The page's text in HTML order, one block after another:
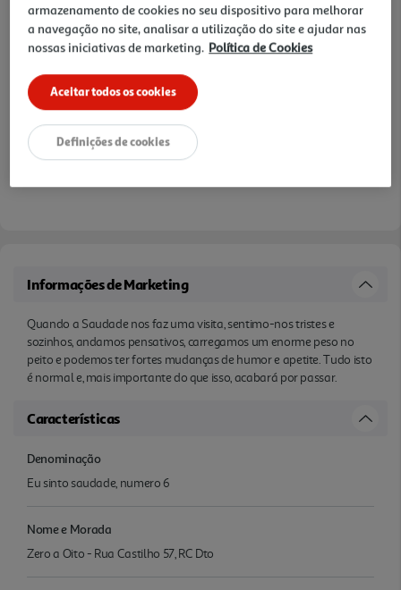
Notas de preparação
Informações de Marketing
Quando a Saudade nos faz uma visita, sentimo-nos tristes e
sozinhos, andamos pensativos, carregamos um enorme peso no
peito e podemos ter fortes mudanças de humor e apetite. Tudo isto
é normal e, mais importante do que isso, acabará por passar.
Características
Denominação
Eu sinto saudade, numero 6
Nome e Morada
Zero a Oito - Rua Castilho 57, RC Dto
armazenamento de cookies no seu dispositivo para melhorar
a navegação no site, analisar a utilização do site e ajudar nas
nossas iniciativas de marketing. Política de Cookies
Aceitar todos os cookies
Definições de cookies